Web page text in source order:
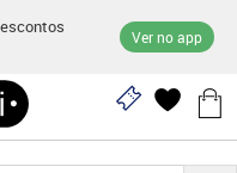
Ver no app